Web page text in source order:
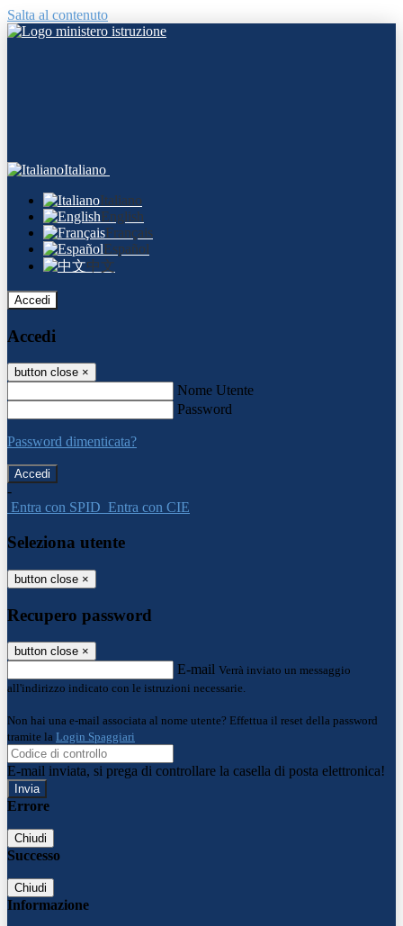
Salta al contenuto
Italiano
Italiano
English
Français
Español
中文
Accedi
Accedi
button close ×
Nome Utente
Password
Password dimenticata?
-
Entra con SPID Entra con CIE
Seleziona utente
button close ×
Recupero password
button close ×
E-mail Verrà inviato un messaggio
all'indirizzo indicato con le istruzioni necessarie.
Non hai una e-mail associata al nome utente? Effettua il reset della password
tramite la Login Spaggiari
E-mail inviata, si prega di controllare la casella di posta elettronica!
Errore
Chiudi
Successo
Chiudi
Informazione